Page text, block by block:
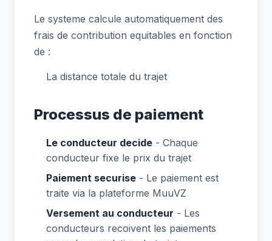
Le systeme calcule automatiquement des
frais de contribution equitables en fonction
de :
La distance totale du trajet
Processus de paiement
Le conducteur decide - Chaque
conducteur fixe le prix du trajet
Paiement securise - Le paiement est
traite via la plateforme MuuVZ
Versement au conducteur - Les
conducteurs recoivent les paiements